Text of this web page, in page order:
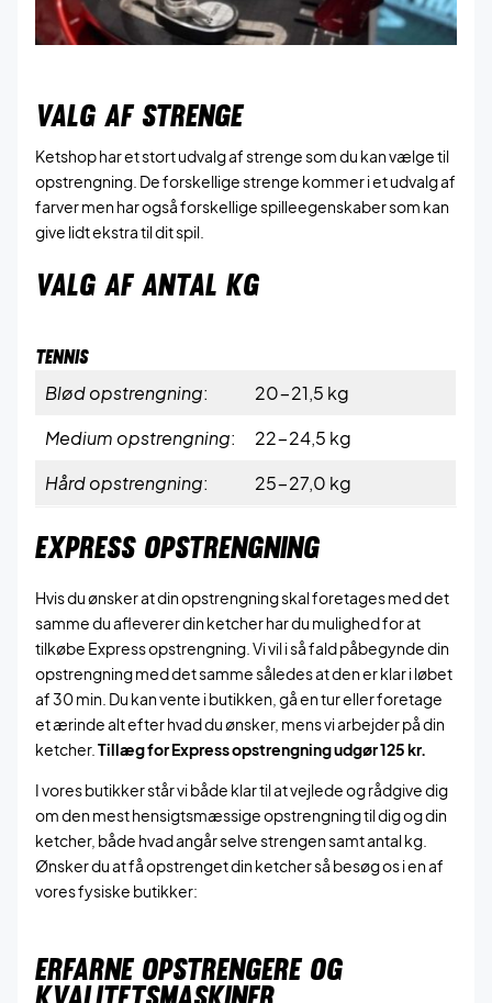
VALG AF STRENGE
Ketshop har et stort udvalg af strenge som du kan vælge til
opstrengning. De forskellige strenge kommer i et udvalg af
farver men har også forskellige spilleegenskaber som kan
give lidt ekstra til dit spil.
VALG AF ANTAL KG
TENNIS
Blød opstrengning:
20-21,5 kg
Medium opstrengning:
22-24,5 kg
Hård opstrengning: 25-27,0 kg
EXPRESS OPSTRENGNING
Hvis du ønsker at din opstrengning skal foretages med det
samme du afleverer din ketcher har du mulighed for at
tilkøbe Express opstrengning. Vi vil i så fald påbegynde din
opstrengning med det samme således at den er klar i løbet
af 30 min. Du kan vente i butikken, gå en tur eller foretage
et ærinde alt efter hvad du ønsker, mens vi arbejder på din
ketcher. Tillæg for Express opstrengning udgør 125 kr.
I vores butikker står vi både klar til at vejlede og rådgive dig
om den mest hensigtsmæssige opstrengning til dig og din
ketcher, både hvad angår selve strengen samt antal kg.
Ønsker du at få opstrenget din ketcher så besøg os i en af
vores fysiske butikker:
ERFARNE OPSTRENGERE OG